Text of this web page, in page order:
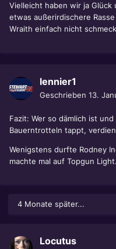
Vielleicht haben wir ja Glück
etwas außerirdischere
Wraith einfach nicht
lennier1
Geschrieben 13.
Fazit: Wer so dämlich ist
Bauerntrotteln tappt,
Wenigstens durfte Rodney
machte mal auf Topgun Light.
4 Monate später...
Locutus